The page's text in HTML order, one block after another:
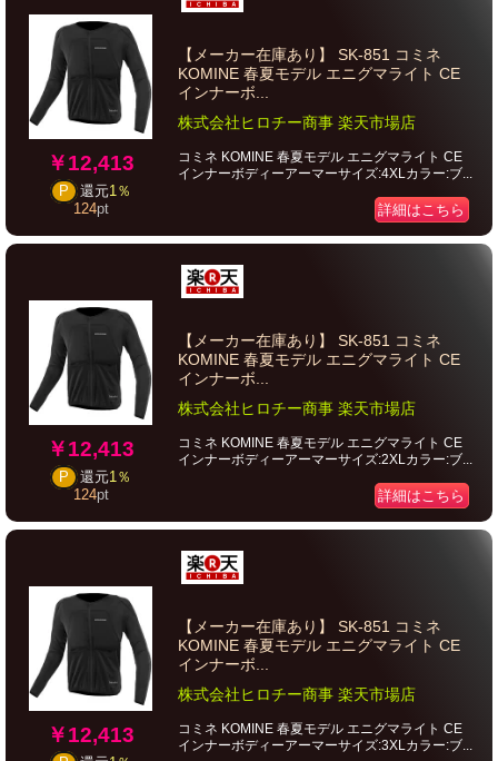
￥12,413
P 還元1％
124pt
【メーカー在庫あり】 SK-851 コミネ
KOMINE 春夏モデル エニグマライト CE
インナーボ...
株式会社ヒロチー商事 楽天市場店
コミネ KOMINE 春夏モデル エニグマライト CE
インナーボディーアーマーサイズ:4XLカラー:ブ...
詳細はこちら
￥12,413
P 還元1％
124pt
【メーカー在庫あり】 SK-851 コミネ
KOMINE 春夏モデル エニグマライト CE
インナーボ...
株式会社ヒロチー商事 楽天市場店
コミネ KOMINE 春夏モデル エニグマライト CE
インナーボディーアーマーサイズ:2XLカラー:ブ...
詳細はこちら
￥12,413
【メーカー在庫あり】 SK-851 コミネ
KOMINE 春夏モデル エニグマライト CE
インナーボ...
株式会社ヒロチー商事 楽天市場店
コミネ KOMINE 春夏モデル エニグマライト CE
インナーボディーアーマーサイズ:3XLカラー:ブ...